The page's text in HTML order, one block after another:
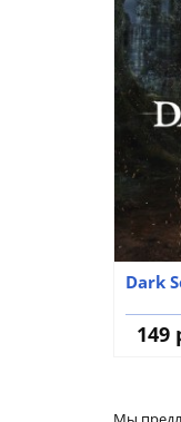
Dark
149